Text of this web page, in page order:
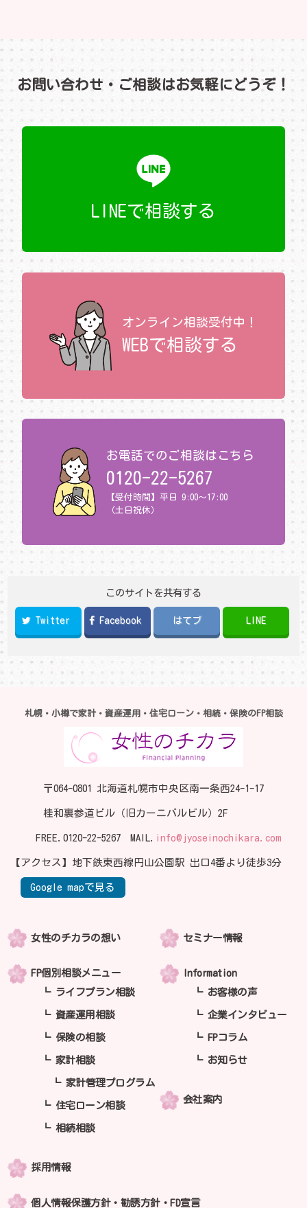
お問い合わせ・ご相談はお気軽にどうぞ！
LINEで相談する
オンライン相談受付中！
WEBで相談する
お電話でのご相談はこちら
0120-22-5267
【受付時間】平日 9:00～17:00
（土日祝休）
このサイトを共有する
Twitter Facebook はてブ LINE
札幌・小樽で家計・資産運用・住宅ローン・相続・保険のFP相談
〒064-0801 北海道札幌市中央区南一条西24-1-17
桂和裏参道ビル（旧カーニバルビル）2F
FREE. 0120-22-5267 MAIL. info@jyoseinochikara.com
【アクセス】地下鉄東西線円山公園駅 出口4番より徒歩3分
Google mapで見る
女性のチカラの想い
FP個別相談メニュー
ライフプラン相談
資産運用相談
保険の相談
家計相談
家計管理プログラム
住宅ローン相談
相続相談
セミナー情報
Information
お客様の声
企業インタビュー
FPコラム
お知らせ
会社案内
採用情報
個人情報保護方針・勧誘方針・FD宣言